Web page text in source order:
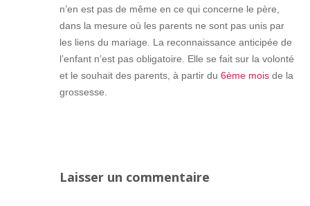
n’en est pas de même en ce qui concerne le père,
dans la mesure où les parents ne sont pas unis par
les liens du mariage. La reconnaissance anticipée de
l’enfant n’est pas obligatoire. Elle se fait sur la volonté
et le souhait des parents, à partir du6ème mois de la
grossesse.
Laisser un commentaire